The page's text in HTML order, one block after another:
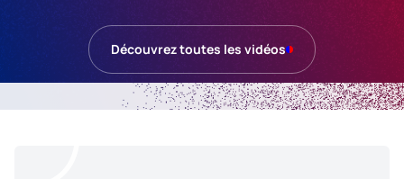
Découvrez toutes les vidéos